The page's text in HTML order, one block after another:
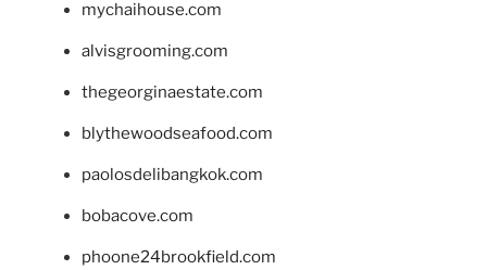
mychaihouse.com
alvisgrooming.com
thegeorginaestate.com
blythewoodseafood.com
paolosdelibangkok.com
bobacove.com
phoone24brookfield.com